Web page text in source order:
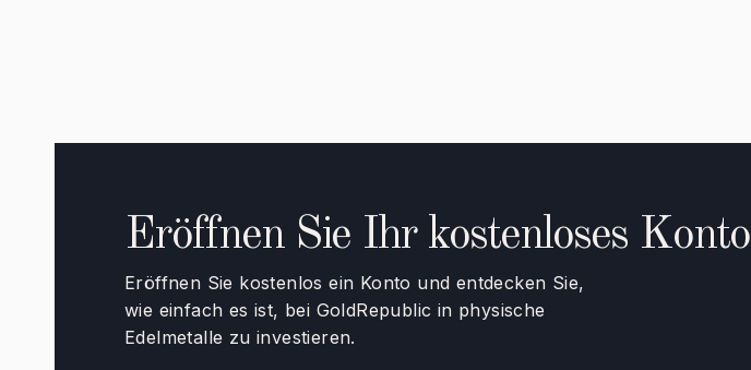
Eröffnen Sie Ihr kostenloses Konto
Eröffnen Sie kostenlos ein Konto und entdecken Sie,
wie einfach es ist, bei GoldRepublic in physische
Edelmetalle zu investieren.